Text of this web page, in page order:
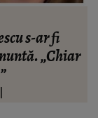
s-ar fi
„Chiar